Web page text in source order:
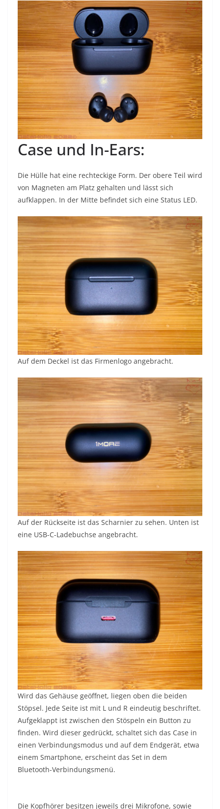
Case und In-Ears:
Die Hülle hat eine rechteckige Form. Der obere Teil wird
von Magneten am Platz gehalten und lässt sich
aufklappen. In der Mitte befindet sich eine Status LED.
Auf dem Deckel ist das Firmenlogo angebracht.
Auf der Rückseite ist das Scharnier zu sehen. Unten ist
eine USB-C-Ladebuchse angebracht.
Wird das Gehäuse geöffnet, liegen oben die beiden
Stöpsel. Jede Seite ist mit L und R eindeutig beschriftet.
Aufgeklappt ist zwischen den Stöspeln ein Button zu
finden. Wird dieser gedrückt, schaltet sich das Case in
einen Verbindungsmodus und auf dem Endgerät, etwa
einem Smartphone, erscheint das Set in dem
Bluetooth-Verbindungsmenü.
Die Kopfhörer besitzen jeweils drei Mikrofone, sowie